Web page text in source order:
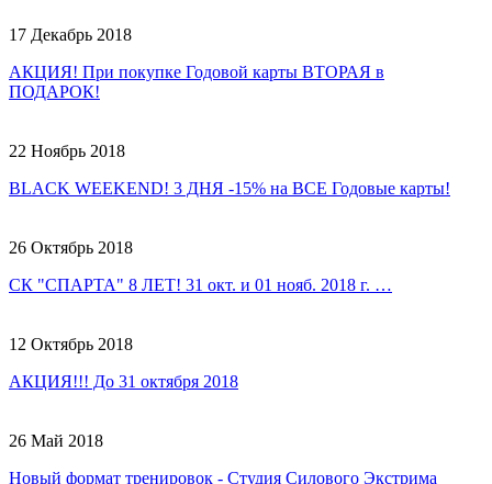
17 Декабрь 2018
АКЦИЯ! При покупке Годовой карты ВТОРАЯ в
ПОДАРОК!
22 Ноябрь 2018
BLACK WEEKEND! 3 ДНЯ -15% на ВСЕ Годовые карты!
26 Октябрь 2018
СК "СПАРТА" 8 ЛЕТ! 31 окт. и 01 нояб. 2018 г. …
12 Октябрь 2018
АКЦИЯ!!! До 31 октября 2018
26 Май 2018
Новый формат тренировок - Студия Силового Экстрима